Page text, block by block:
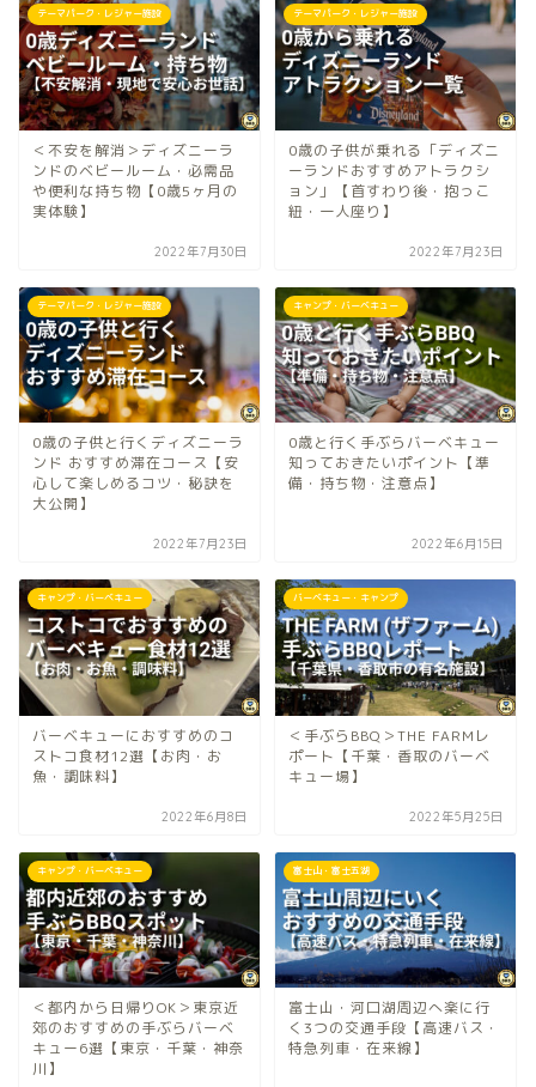
テーマパーク・レジャー施設
＜不安を解消＞ディズニーラ
ンドのベビールーム・必需品
や便利な持ち物【0歳5ヶ月の
実体験】
2022年7月30日
テーマパーク・レジャー施設
0歳の子供が乗れる「ディズニ
ーランドおすすめアトラクシ
ョン」【首すわり後・抱っこ
紐・一人座り】
2022年7月23日
テーマパーク・レジャー施設
0歳の子供と行くディズニーラ
ンド おすすめ滞在コース【安
心して楽しめるコツ・秘訣を
大公開】
2022年7月23日
キャンプ・バーベキュー
0歳と行く手ぶらバーベキュー
知っておきたいポイント【準
備・持ち物・注意点】
2022年6月15日
キャンプ・バーベキュー
バーベキューにおすすめのコ
ストコ食材12選【お肉・お
魚・調味料】
2022年6月8日
バーベキュー・キャンプ
＜手ぶらBBQ＞THE FARMレ
ポート【千葉・香取のバーベ
キュー場】
2022年5月25日
キャンプ・バーベキュー
＜都内から日帰りOK＞東京近
郊のおすすめの手ぶらバーベ
キュー6選【東京・千葉・神奈
川】
富士山・富士五湖
富士山・河口湖周辺へ楽に行
く3つの交通手段【高速バス・
特急列車・在来線】